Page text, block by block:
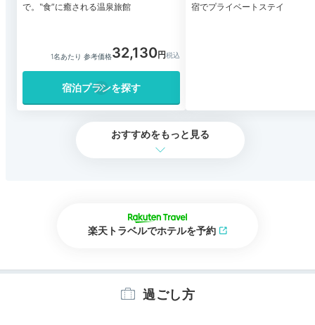
で。‟食”に癒される温泉旅館
1名あたり 参考価格32,130
宿泊プランを探す
宿でプライベートステイ
おすすめをもっと見る
楽天トラベルでホテルを予約
過ごし方